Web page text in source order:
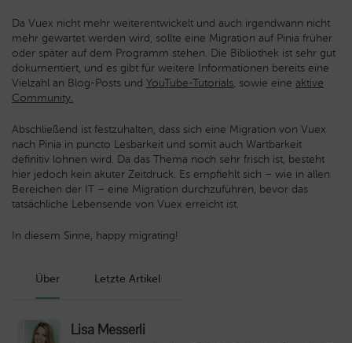
Da Vuex nicht mehr weiterentwickelt und auch irgendwann nicht
mehr gewartet werden wird, sollte eine Migration auf Pinia früher
oder später auf dem Programm stehen. Die Bibliothek ist sehr gut
dokumentiert, und es gibt für weitere Informationen bereits eine
Vielzahl an Blog-Posts und YouTube-Tutorials, sowie eine aktive
Community.
Abschließend ist festzuhalten, dass sich eine Migration von Vuex
nach Pinia in puncto Lesbarkeit und somit auch Wartbarkeit
definitiv lohnen wird. Da das Thema noch sehr frisch ist, besteht
hier jedoch kein akuter Zeitdruck. Es empfiehlt sich – wie in allen
Bereichen der IT – eine Migration durchzuführen, bevor das
tatsächliche Lebensende von Vuex erreicht ist.
In diesem Sinne, happy migrating!
Über Letzte Artikel
Lisa Messerli